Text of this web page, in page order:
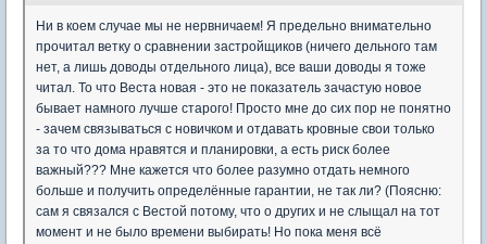
Ни в коем случае мы не нервничаем! Я предельно внимательно
прочитал ветку о сравнении застройщиков (ничего дельного там
нет, а лишь доводы отдельного лица), все ваши доводы я тоже
читал. То что Веста новая - это не показатель зачастую новое
бывает намного лучше старого! Просто мне до сих пор не понятно
- зачем связываться с новичком и отдавать кровные свои только
за то что дома нравятся и планировки, а есть риск более
важный??? Мне кажется что более разумно отдать немного
больше и получить определённые гарантии, не так ли? (Поясню:
сам я связался с Вестой потому, что о других и не слыщал на тот
момент и не было времени выбирать! Но пока меня всё